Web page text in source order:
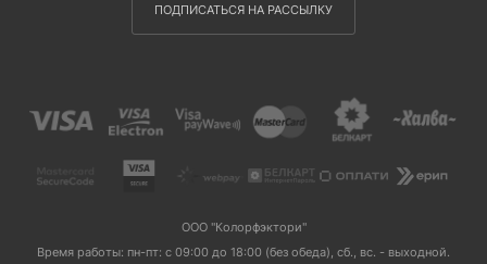
ПОДПИСАТЬСЯ НА РАССЫЛКУ
ООО "Колорфэктори"
Время работы: пн-пт: с 09:00 до 18:00 (без обеда), сб., вс. - выходной.